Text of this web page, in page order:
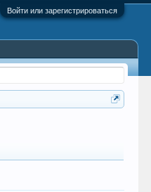
Войти или зарегистрироваться